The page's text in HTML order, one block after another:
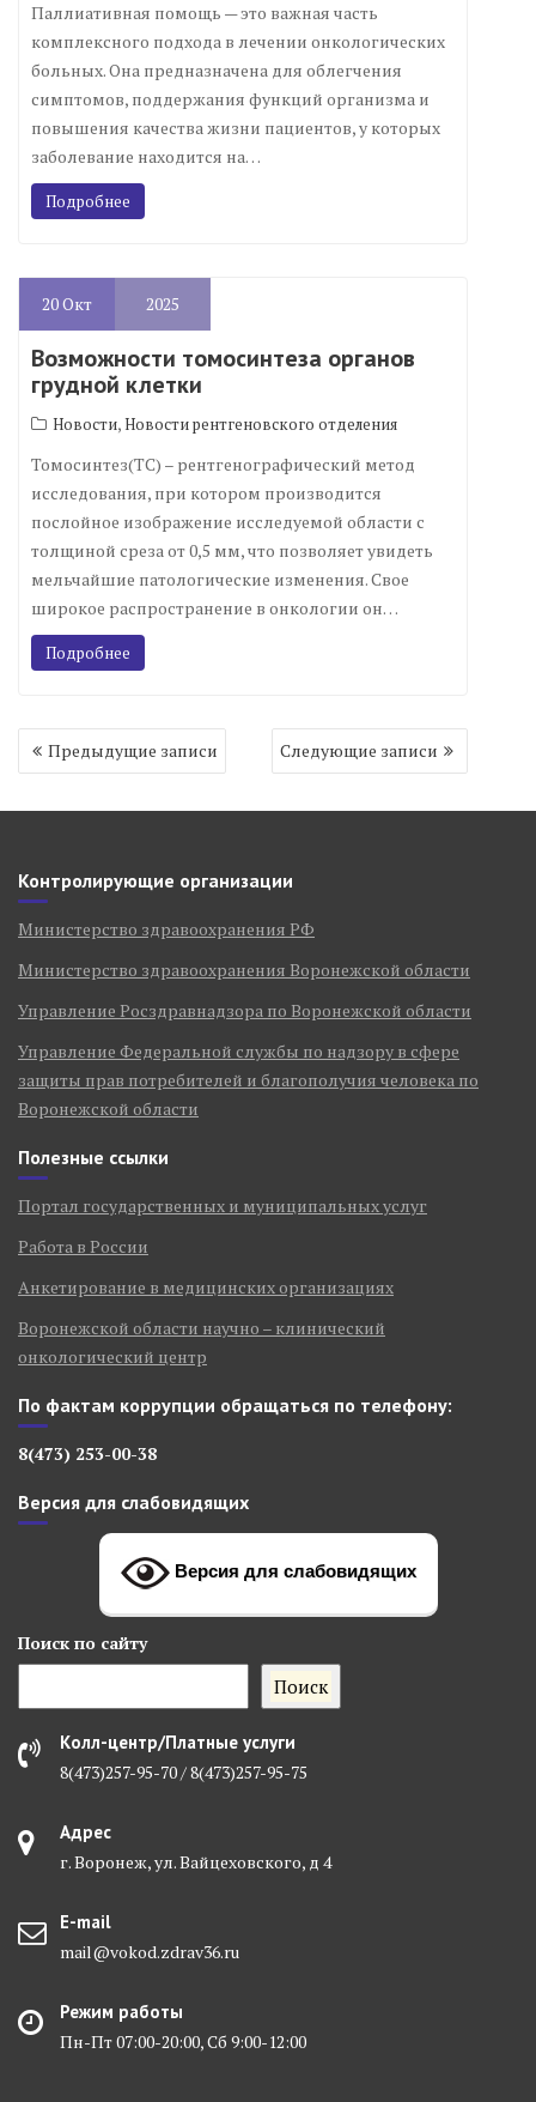
Паллиативная помощь — это важная часть
комплексного подхода в лечении онкологических
больных. Она предназначена для облегчения
симптомов, поддержания функций организма и
повышения качества жизни пациентов, у которых
заболевание находится на…
Подробнее
20Окт 2025
Возможности томосинтеза органов
грудной клетки
Новости,Новости рентгеновского отделения
Томосинтез(ТС) – рентгенографический метод
исследования, при котором производится
послойное изображение исследуемой области с
толщиной среза от 0,5 мм, что позволяет увидеть
мельчайшие патологические изменения. Свое
широкое распространение в онкологии он…
Подробнее
Навигация
по
Предыдущие записи Следующие записи
Контролирующие организации
Министерство здравоохранения РФ
Министерство здравоохранения Воронежской области
Управление Росздравнадзора по Воронежской области
Управление Федеральной службы по надзору в сфере
защиты прав потребителей и благополучия человека по
Воронежской области
Полезные ссылки
Портал государственных и муниципальных услуг
Работа в России
Анкетирование в медицинских организациях
Воронежской области научно – клинический
онкологический центр
По фактам коррупции обращаться по телефону:
8(473) 253-00-38
Версия для слабовидящих
Версия для слабовидящих
Поиск по сайту
Поиск
Колл-центр/Платные услуги
8(473)257-95-70 / 8(473)257-95-75
Адрес
г. Воронеж, ул. Вайцеховского, д 4
E-mail
mail@vokod.zdrav36.ru
Режим работы
Пн-Пт 07:00-20:00, Сб 9:00-12:00